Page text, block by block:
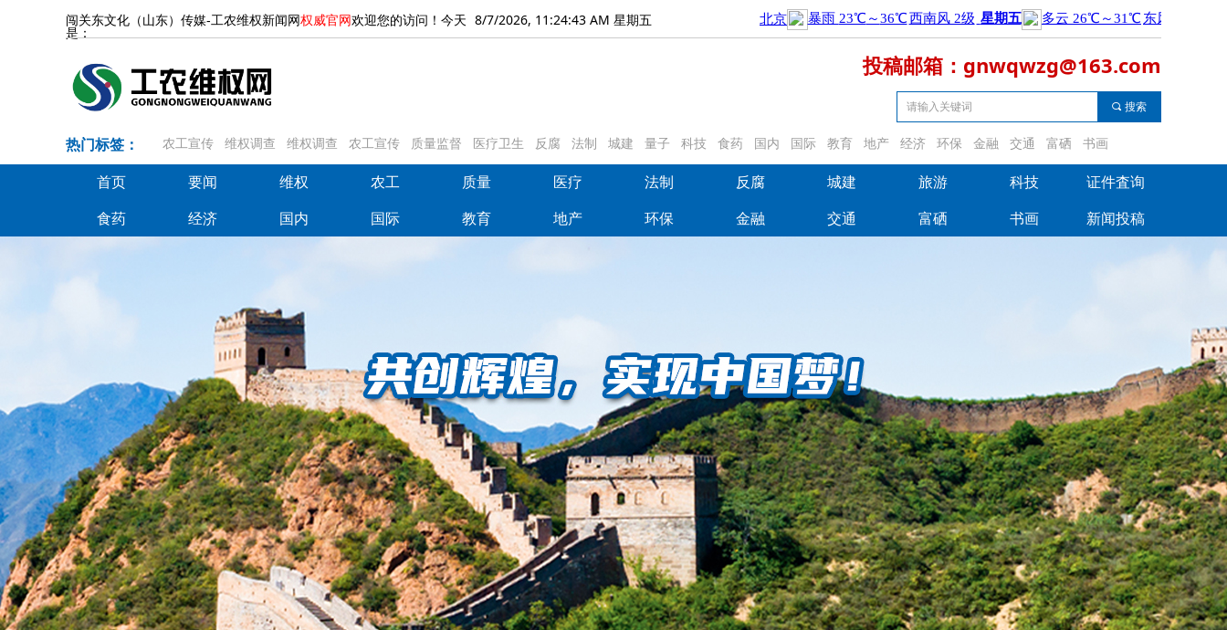
8/7/2026, 11:24:46 AM 星期五
闯关东文化（山东）传媒-工农维权新闻网权威官网欢迎您的访问！今天
是：
끠 搜索
投稿邮箱：gnwqwzg@163.com
热门标签： 农工宣传 维权调查 维权调查 农工宣传 质量监督 医疗卫生 反腐 法制 城建 量子 科技 食药 国内 国际 教育 地产 经济 环保 金融 交通 富硒 书画
首页
首页
要闻
要闻
维权
维权
农工
农工
质量
质量
医疗
医疗
法制
法制
反腐
反腐
城建
城建
旅游
旅游
科技
科技
证件査询
证件査询
食药
经济
国内
国际
教育
地产
环保
金融
交通
富硒
书画
新闻投稿